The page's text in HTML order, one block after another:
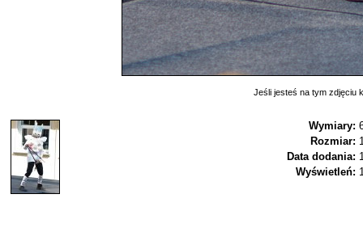
Jeśli jesteś na tym zdjęciu
Wymiary:
Rozmiar:
Data dodania:
Wyświetleń: